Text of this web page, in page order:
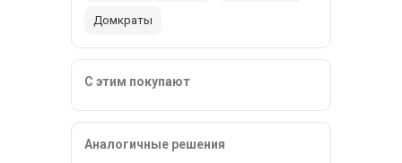
Домкраты
С этим покупают
Аналогичные решения